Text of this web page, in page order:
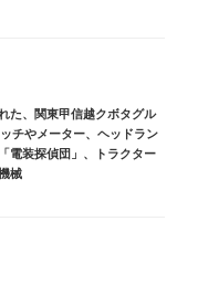
た、関東甲信越クボタグル
チやメーター、ヘッドラン
電装探偵団」 、
トラクター
械